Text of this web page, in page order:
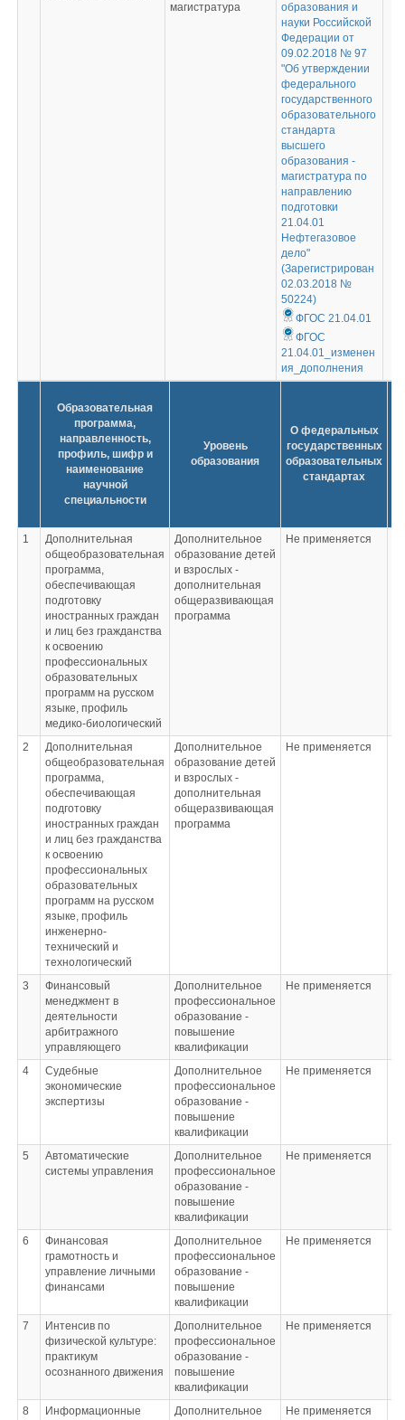
магистратура
образования и
науки Российской
Федерации от
09.02.2018 № 97
"Об утверждении
федерального
государственного
образовательного
стандарта
высшего
образования -
магистратура по
направлению
подготовки
21.04.01
Нефтегазовое
дело"
(Зарегистрирован
02.03.2018 №
50224)
ФГОС 21.04.01
ФГОС
21.04.01_изменен
ия_дополнения
Образовательная
программа,
направленность,
профиль, шифр и
наименование
научной
специальности
Уровень
образования
О федеральных
государственных
образовательных
стандартах
1
Дополнительная
общеобразовательная
программа,
обеспечивающая
подготовку
иностранных граждан
и лиц без гражданства
к освоению
профессиональных
образовательных
программ на русском
языке, профиль
медико-биологический
Дополнительное
образование детей
и взрослых -
дополнительная
общеразвивающая
программа
Не применяется
2
Дополнительная
общеобразовательная
программа,
обеспечивающая
подготовку
иностранных граждан
и лиц без гражданства
к освоению
профессиональных
образовательных
программ на русском
языке, профиль
инженерно-
технический и
технологический
Дополнительное
образование детей
и взрослых -
дополнительная
общеразвивающая
программа
Не применяется
3
Финансовый
менеджмент в
деятельности
арбитражного
управляющего
Дополнительное
профессиональное
образование -
повышение
квалификации
Не применяется
4
Судебные
экономические
экспертизы
Дополнительное
профессиональное
образование -
повышение
квалификации
Не применяется
5
Автоматические
системы управления
Дополнительное
профессиональное
образование -
повышение
квалификации
Не применяется
6
Финансовая
грамотность и
управление личными
финансами
Дополнительное
профессиональное
образование -
повышение
квалификации
Не применяется
7
Интенсив по
физической культуре:
практикум
осознанного движения
Дополнительное
профессиональное
образование -
повышение
квалификации
Не применяется
8 Информационные Дополнительное Не применяется